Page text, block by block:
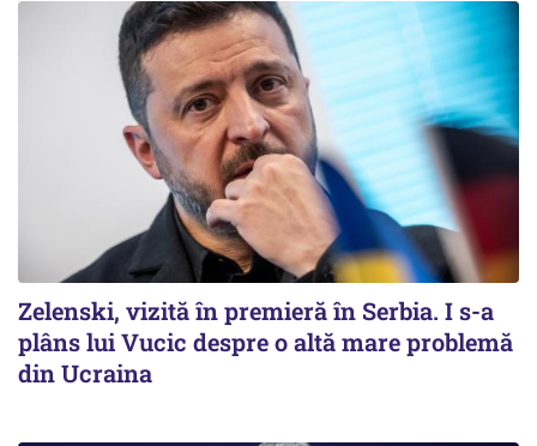
Zelenski, vizită în premieră în Serbia. I s-a
plâns lui Vucic despre o altă mare problemă
din Ucraina